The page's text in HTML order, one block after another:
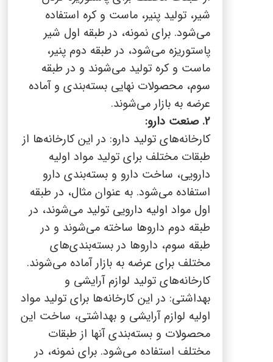
شیر، تولید پنیر، ماست و کره استفاده
می‌شود. برای نمونه، در طبقه اول شیر
پاستوریزه می‌شود، در طبقه دوم پنیر،
ماست و کره تولید می‌شوند و در طبقه
سوم، محصولات نهایی بسته‌بندی و آماده
عرضه به بازار می‌شوند.
2. صنعت دارو:
کارخانه‌های تولید دارو: در این کارخانه‌ها از
طبقات مختلف برای تولید مواد اولیه
دارویی، ساخت دارو و بسته‌بندی دارو
استفاده می‌شود. به عنوان مثال، در طبقه
اول مواد اولیه دارویی تولید می‌شوند، در
طبقه دوم داروها ساخته می‌شوند و در
طبقه سوم، داروها در بسته‌بندی‌های
مختلف برای عرضه به بازار آماده می‌شوند.
کارخانه‌های تولید لوازم آرایشی و
بهداشتی: در این کارخانه‌ها برای تولید مواد
اولیه لوازم آرایشی و بهداشتی، ساخت این
محصولات و بسته‌بندی آنها از طبقات
مختلف استفاده می‌شود. برای نمونه، در